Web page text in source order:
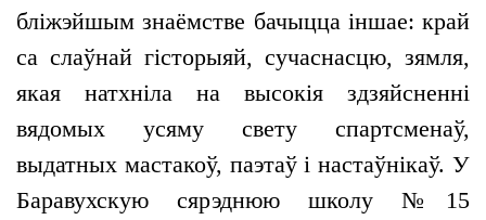
бліжэйшым знаёмстве бачыцца іншае: край
са слаўнай гісторыяй, сучаснасцю, зямля,
якая натхніла на высокія здзяйсненні
вядомых усяму свету спартсменаў,
выдатных мастакоў, паэтаў і настаўнікаў. У
Баравухскую сярэднюю школу №15